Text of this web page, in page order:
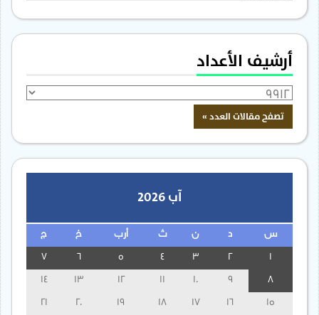
أرشيف الأعداد
آب 2026
س ن ث أرب خ ج
3
13
14
15
16
17
18
19
20
21